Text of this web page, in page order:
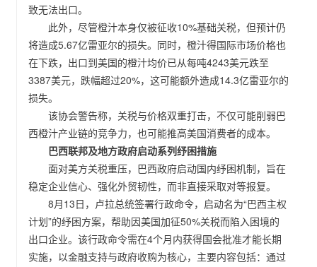
致无法出口。
此外，尽管橙汁本身仅被征收10%基础关税，但预计仍
将造成5.67亿雷亚尔的损失。同时，橙汁得国际市场价格也
在下跌，出口到美国的橙汁均价已从每吨4243美元跌至
3387美元，跌幅超过20%，这可能额外造成14.3亿雷亚尔的
损失。
该协会警告称，关税与价格双重打击，不仅可能削弱巴
西橙汁产业链的竞争力，也可能推高美国消费者的成本。
巴西联邦及地方政府启动系列纾困措施
面对美方关税重压，巴西政府启动国内纾困机制，旨在
稳定企业信心、强化外贸韧性，而非直接采取对等报复。
8月13日，卢拉总统签署行政命令，启动名为“巴西主权
计划”的纾困方案，帮助因美国加征50%关税而陷入困境的
出口企业。该行政命令需在4个月内获得国会批准才能长期
实施，以金融支持与政府收购为核心，主要内容包括：通过